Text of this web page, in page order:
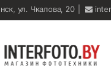
ул. Чкалова, 20